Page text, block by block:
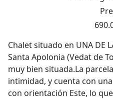
Chalet situado en UNA DE
Santa Apolonia (Vedat de
muy bien situada.La
intimidad, y cuenta con
con orientación Este, lo